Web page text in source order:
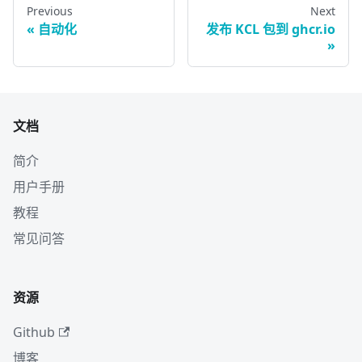
Previous
自动化
Next
发布 KCL 包到 ghcr.io
文档
简介
用户手册
教程
常见问答
资源
Github
博客